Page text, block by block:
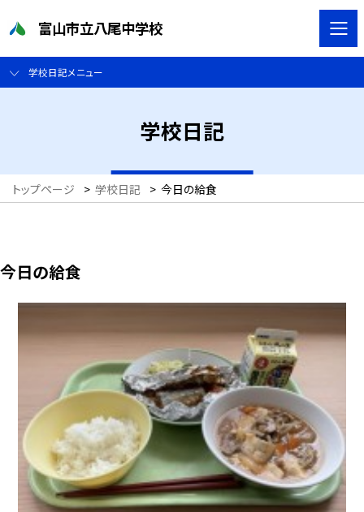
富山市立八尾中学校
学校日記メニュー
学校日記
トップページ > 学校日記 > 今日の給食
今日の給食